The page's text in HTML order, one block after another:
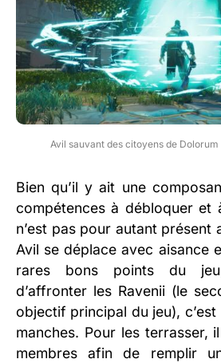
Avil sauvant des citoyens de
Bien qu’il y ait une
compétences à débloquer et
n’est pas pour autant présent
Avil se déplace avec aisance
rares bons points du
d’affronter les Ravenii (le
objectif principal du jeu),
manches. Pour les terrasser,
membres afin de remplir